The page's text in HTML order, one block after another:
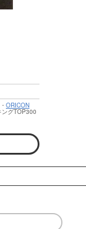
ORICON
ングTOP300